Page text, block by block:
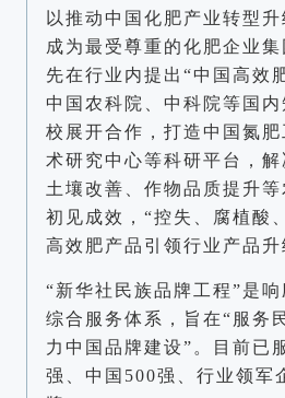
以推动中国化肥产业转型
成为最受尊重的化肥企业
先在行业内提出“中国高效
中国农科院、中科院等国
校展开合作，打造中国氮
术研究中心等科研平台，解
土壤改善、作物品质提升
初见成效，“控失、腐植酸
高效肥产品引领行业产品升
“新华社民族品牌工程”是
综合服务体系，旨在“服务
力中国品牌建设”。目前已
强、中国500强、行业领军